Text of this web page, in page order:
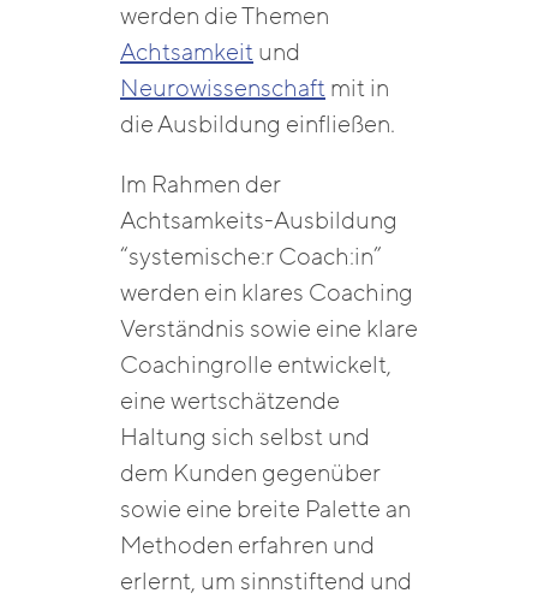
werden die Themen
Achtsamkeitund
Neurowissenschaftmit in
die Ausbildung einfließen.
Im Rahmen der
Achtsamkeits-Ausbildung
“systemische:r Coach:in”
werden ein klares Coaching
Verständnis sowie eine klare
Coachingrolle entwickelt,
eine wertschätzende
Haltung sich selbst und
dem Kunden gegenüber
sowie eine breite Palette an
Methoden erfahren und
erlernt, um sinnstiftend und